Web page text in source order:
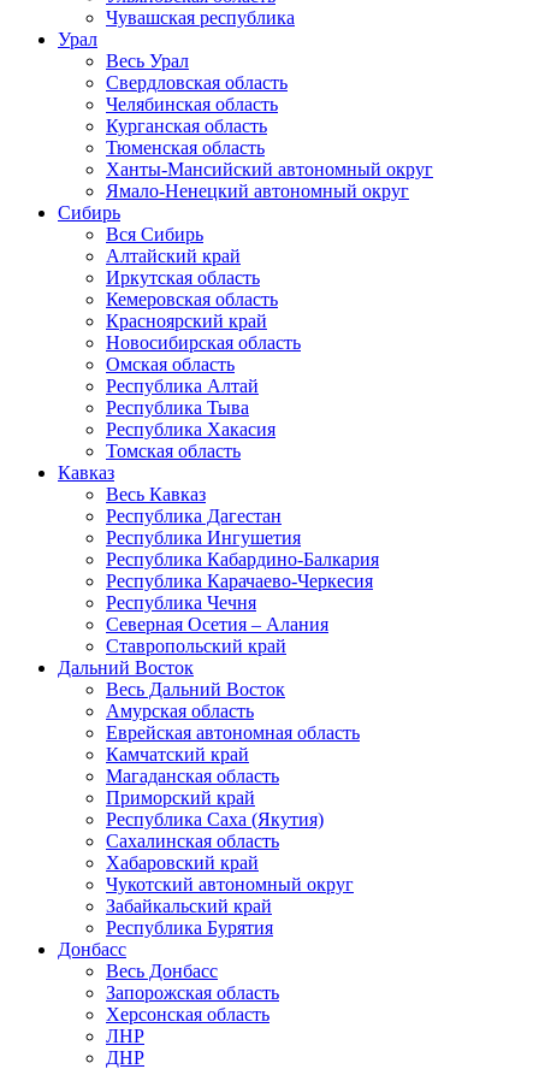
Чувашская республика
Урал
Весь Урал
Свердловская область
Челябинская область
Курганская область
Тюменская область
Ханты-Мансийский автономный округ
Ямало-Ненецкий автономный округ
Сибирь
Вся Сибирь
Алтайский край
Иркутская область
Кемеровская область
Красноярский край
Новосибирская область
Омская область
Республика Алтай
Республика Тыва
Республика Хакасия
Томская область
Кавказ
Весь Кавказ
Республика Дагестан
Республика Ингушетия
Республика Кабардино-Балкария
Республика Карачаево-Черкесия
Республика Чечня
Северная Осетия – Алания
Ставропольский край
Дальний Восток
Весь Дальний Восток
Амурская область
Еврейская автономная область
Камчатский край
Магаданская область
Приморский край
Республика Саха (Якутия)
Сахалинская область
Хабаровский край
Чукотский автономный округ
Забайкальский край
Республика Бурятия
Донбасс
Весь Донбасс
Запорожская область
Херсонская область
ЛНР
ДНР